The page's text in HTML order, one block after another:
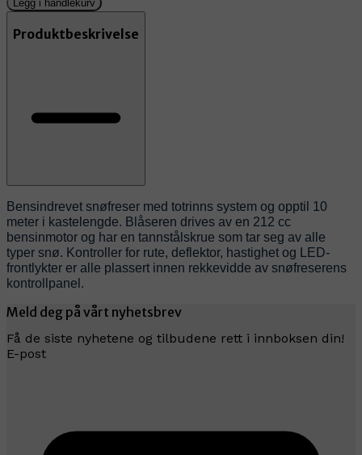
Legg i handlekurv
Produktbeskrivelse
Bensindrevet snøfreser med totrinns system og opptil 10
meter i kastelengde. Blåseren drives av en 212 cc
bensinmotor og har en tannstålskrue som tar seg av alle
typer snø. Kontroller for rute, deflektor, hastighet og LED-
frontlykter er alle plassert innen rekkevidde av snøfreserens
kontrollpanel.
Meld deg på vårt nyhetsbrev
Få de siste nyhetene og tilbudene rett i innboksen din!
E-post